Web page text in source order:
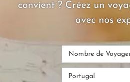
convient ? Créez un
avec nos